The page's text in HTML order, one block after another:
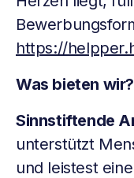
https://
Was bieten wir?
Sinnstiftende
unterstützt
und leistest